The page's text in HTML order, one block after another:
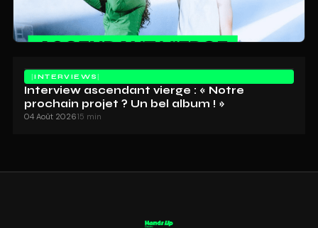
INTERVIEWS
Interview ascendant vierge : « Notre
prochain projet ? Un bel album ! »
04 Août 202615 min